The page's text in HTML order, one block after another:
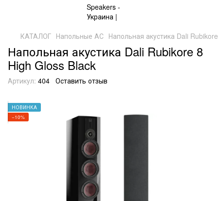
КАТАЛОГ Напольные АС Напольная акустика Dali
Напольная акустика Dali Rubikore 8
High Gloss Black
Артикул: 404 Оставить отзыв
НОВИНКА
−10%